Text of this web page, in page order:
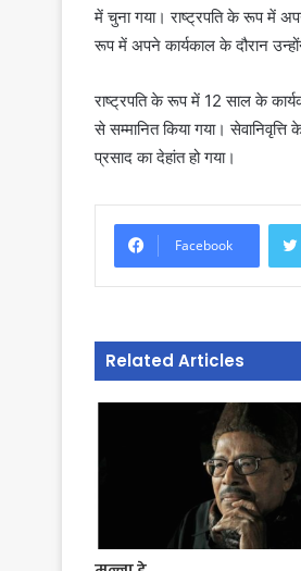
में चुना गया। राष्ट्रपति के रूप में
रूप में अपने कार्यकाल के दौरान
राष्ट्रपति के रूप में 12 साल के
से सम्मानित किया गया।
प्रसाद का देहांत हो गया।
Facebook
Related Articles